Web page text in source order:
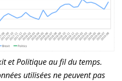
et Politique au fil du temps.
utilisées ne peuvent pas